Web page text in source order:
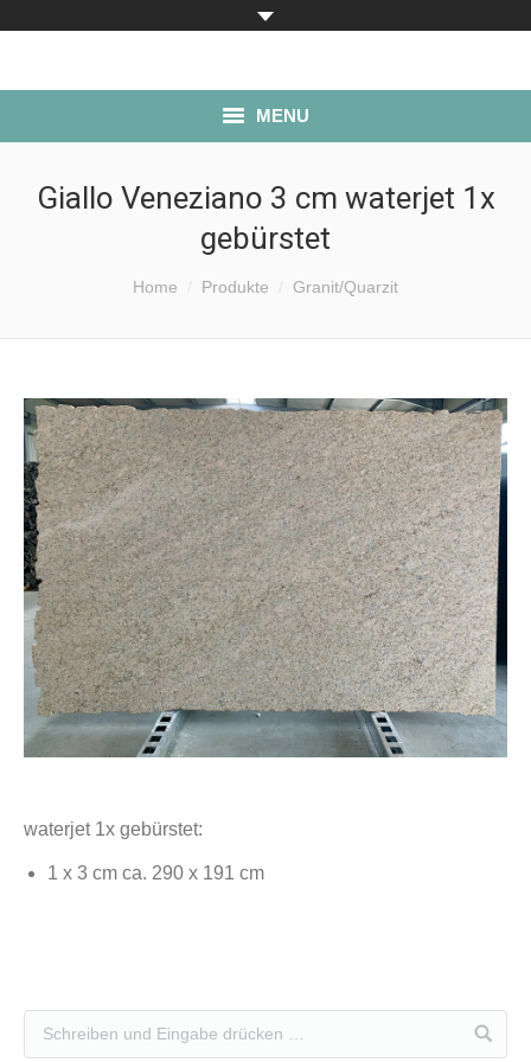
MENU
PRODUKTE
LAGERBESTAND
SERVICE
Giallo Veneziano 3 cm waterjet 1x
gebürstet
Sie befinden sich hier:
Home Produkte Granit/Quarzit
waterjet 1x gebürstet:
1 x 3 cm ca. 290 x 191 cm